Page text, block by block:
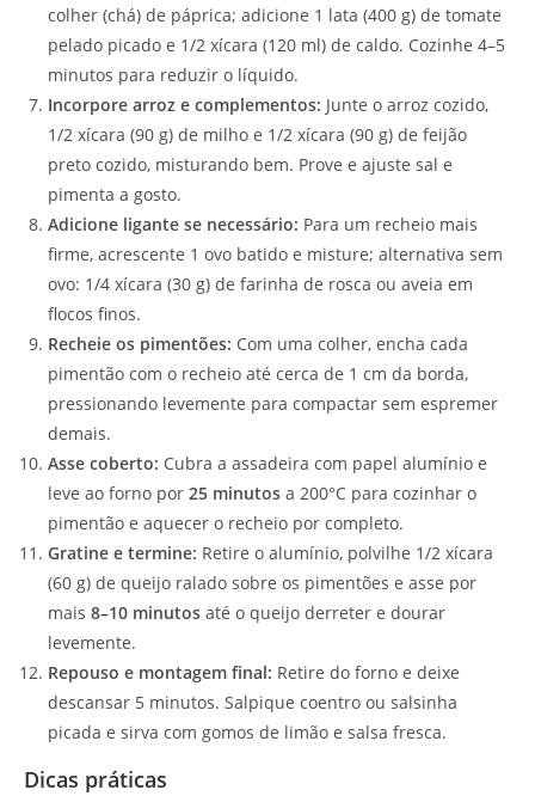
colher (chá) de páprica; adicione 1 lata (400 g) de tomate
pelado picado e 1/2 xícara (120 ml) de caldo. Cozinhe 4–5
minutos para reduzir o líquido.
Incorpore arroz e complementos: Junte o arroz cozido,
1/2 xícara (90 g) de milho e 1/2 xícara (90 g) de feijão
preto cozido, misturando bem. Prove e ajuste sal e
pimenta a gosto.
Adicione ligante se necessário: Para um recheio mais
firme, acrescente 1 ovo batido e misture; alternativa sem
ovo: 1/4 xícara (30 g) de farinha de rosca ou aveia em
flocos finos.
Recheie os pimentões: Com uma colher, encha cada
pimentão com o recheio até cerca de 1 cm da borda,
pressionando levemente para compactar sem espremer
demais.
Asse coberto: Cubra a assadeira com papel alumínio e
leve ao forno por 25 minutos a 200°C para cozinhar o
pimentão e aquecer o recheio por completo.
Gratine e termine: Retire o alumínio, polvilhe 1/2 xícara
(60 g) de queijo ralado sobre os pimentões e asse por
mais 8–10 minutos até o queijo derreter e dourar
levemente.
Repouso e montagem final: Retire do forno e deixe
descansar 5 minutos. Salpique coentro ou salsinha
picada e sirva com gomos de limão e salsa fresca.
Dicas práticas